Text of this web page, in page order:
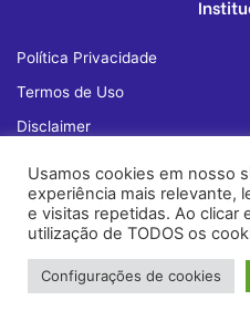
Política Privacidade
Termos de Uso
Disclaimer
Fale Conosco
© Copyright 2026, All
Usamos cookies em nosso
experiência mais relevante,
e visitas repetidas. Ao clicar
utilização de TODOS os
Configurações de cookies